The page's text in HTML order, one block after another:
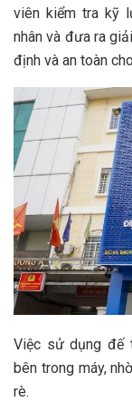
viên kiểm tra kỹ
nhân và đưa ra
định và an toàn
Việc sử dụng đế
bên trong máy,
rè.